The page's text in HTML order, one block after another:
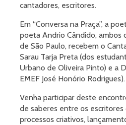
cantadores, escritores.
Em “Conversa na Praça”, a
poeta Andrio Cândido, ambos
de São Paulo, recebem o
Sarau Tarja Preta (dos
Urbano de Oliveira Pinto) e a
EMEF José Honório Rodrigues).
Venha participar deste
de saberes entre os escritores
processos criativos,